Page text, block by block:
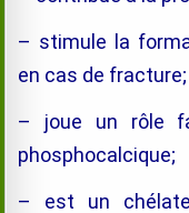
– stimule la
en cas de fracture;
– joue un rôle
phosphocalcique;
– est un